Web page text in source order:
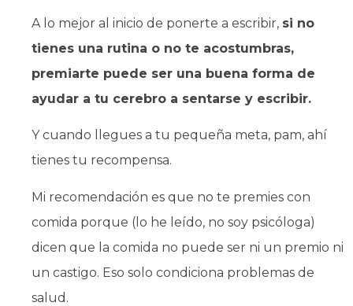
A lo mejor al inicio de ponerte a escribir, si no
tienes una rutina o no te acostumbras,
premiarte puede ser una buena forma de
ayudar a tu cerebro a sentarse y escribir.
Y cuando llegues a tu pequeña meta, pam, ahí
tienes tu recompensa.
Mi recomendación es que no te premies con
comida porque (lo he leído, no soy psicóloga)
dicen que la comida no puede ser ni un premio ni
un castigo. Eso solo condiciona problemas de
salud.